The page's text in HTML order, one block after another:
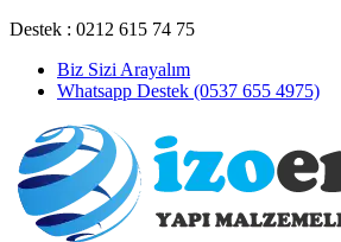
Destek : 0212 615 74 75
Biz Sizi Arayalım
Whatsapp Destek (0537 655 4975)